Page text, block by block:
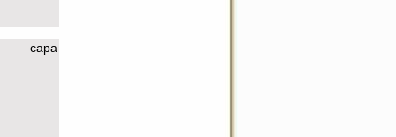
capa